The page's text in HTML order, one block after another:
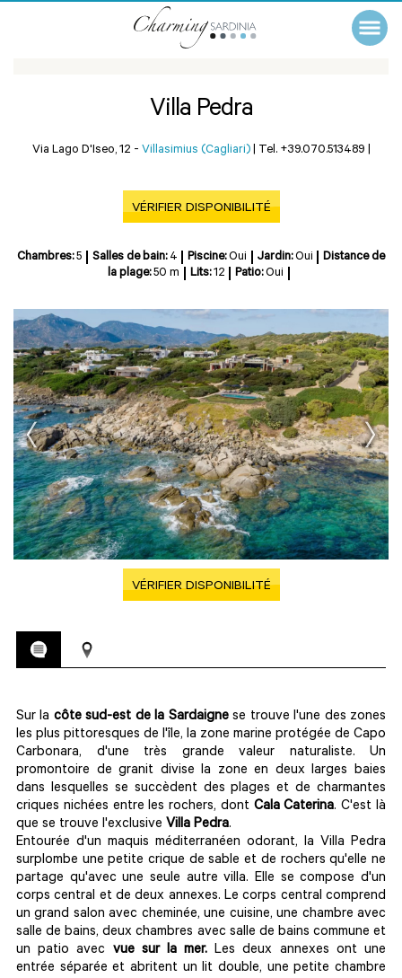
Villa Pedra
Via Lago D'Iseo, 12 - Villasimius (Cagliari) | Tel. +39.070.513489 |
VÉRIFIER DISPONIBILITÉ
Chambres:5 Salles de bain: 4 Piscine:Oui Jardin:Oui
Distance de
la plage:50 m Lits:12 Patio:Oui
VÉRIFIER DISPONIBILITÉ
Sur la côte sud-est de la Sardaignese trouve l'une des zones
les plus pittoresques de l'île, la zone marine protégée de Capo
Carbonara, d'une très grande valeur naturaliste. Un
promontoire de granit divise la zone en deux larges baies
dans lesquelles se succèdent des plages et de charmantes
criques nichées entre les rochers, dont Cala Caterina. C'est là
que se trouve l'exclusive Villa Pedra.
Entourée d'un maquis méditerranéen odorant, la Villa Pedra
surplombe une petite crique de sable et de rochers qu'elle ne
partage qu'avec une seule autre villa. Elle se compose d'un
corps central et de deux annexes. Le corps central comprend
un grand salon avec cheminée, une cuisine, une chambre avec
salle de bains, deux chambres avec salle de bains commune et
un patio avec vue sur la mer. Les deux annexes ont une
entrée séparée et abritent un lit double, une petite chambre